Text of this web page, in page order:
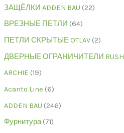
ЗАЩЁЛКИ ADDEN BAU 22
ВРЕЗНЫЕ ПЕТЛИ 64
ПЕТЛИ СКРЫТЫЕ OTLAV 2
ДВЕРНЫЕ ОГРАНИЧИТЕЛИ RUSH
ARCHIE 19
Acanto Line 6
ADDEN BAU 246
Фурнитура 71